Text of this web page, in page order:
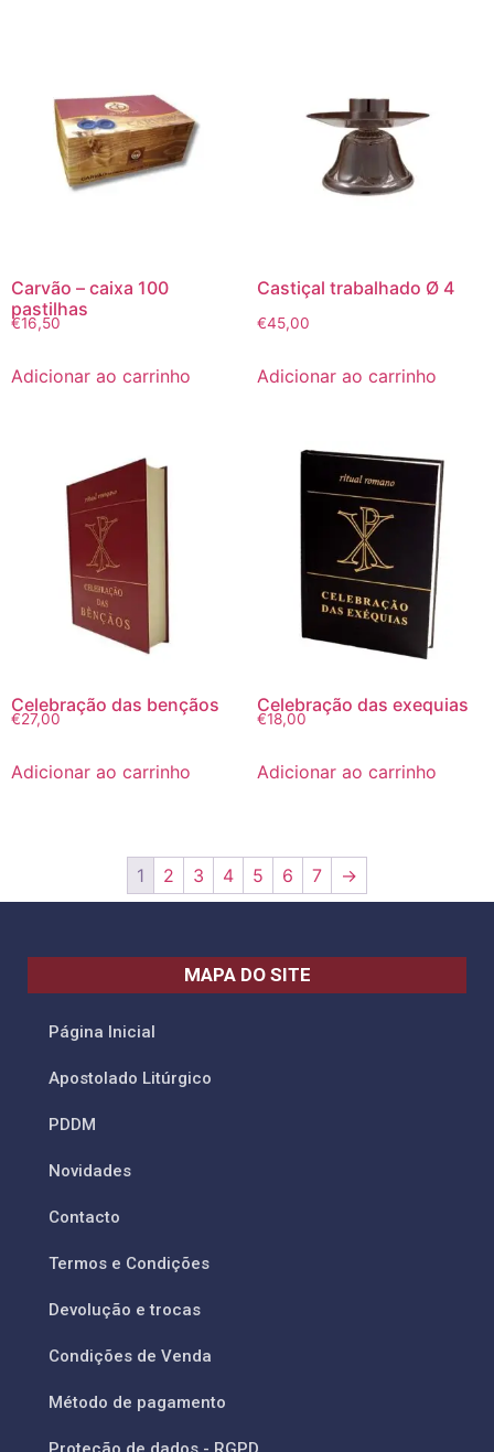
Carvão – caixa 100
pastilhas
€16,50
Adicionar ao carrinho
Castiçal trabalhado Ø 4
€45,00
Adicionar ao carrinho
Celebração das bençãos
€27,00
Adicionar ao carrinho
Celebração das exequias
€18,00
Adicionar ao carrinho
1 2 3 4 5 6 7 →
MAPA DO SITE
Página Inicial
Apostolado Litúrgico
PDDM
Novidades
Contacto
Termos e Condições
Devolução e trocas
Condições de Venda
Método de pagamento